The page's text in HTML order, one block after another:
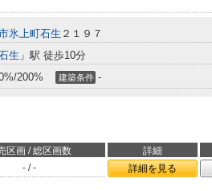
氷上町石生 ２１９７
生 」駅 徒歩10分
200% 建築条件 -
区画 / 総区画数 詳細
- / - 詳細を見る